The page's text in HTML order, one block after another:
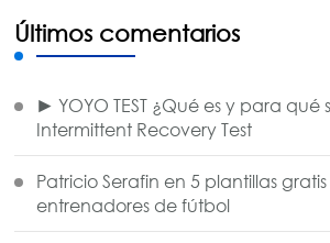
Últimos comentarios
► YOYO TEST ¿Qué es y para qué
Intermittent Recovery Test
Patricio Serafin en5 plantillas
entrenadores de fútbol